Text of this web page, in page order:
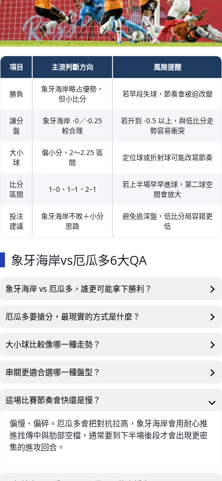
項目 主流判斷方向 風險提醒
勝負
象牙海岸略占優勢，
但小比分
若早段失球，節奏會被迫改變
讓分
盤
象牙海岸 -0／-0.25
較合理
若升到 -0.5 以上，與低比分走
勢容易衝突
大小
球
偏小分，2～2.25 區
間
定位球或折射球可能改寫節奏
比分
區間
1–0、1–1、2–1
若上半場早早進球，第二球空
間會放大
投注
建議
象牙海岸不敗＋小分
思路
避免追深盤，低比分局容錯更
低
象牙海岸vs厄瓜多6大QA
象牙海岸 vs 厄瓜多，誰更可能拿下勝利？
厄瓜多要搶分，最現實的方式是什麼？
大小球比較像哪一種走勢？
串關更適合選哪一種盤型？
這場比賽節奏會快還是慢？
偏慢、偏碎。厄瓜多會把對抗拉高，象牙海岸會用耐心推
進找傳中與肋部空檔，通常要到下半場後段才會出現更密
集的進攻回合。